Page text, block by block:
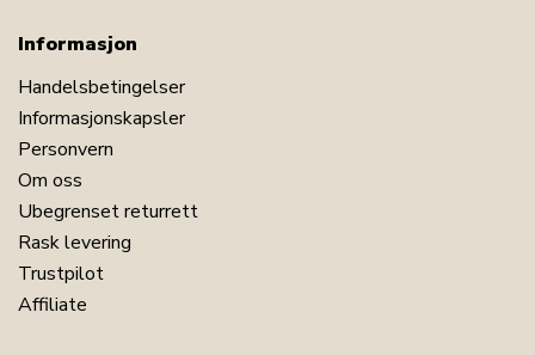
Informasjon
Handelsbetingelser
Informasjonskapsler
Personvern
Om oss
Ubegrenset returrett
Rask levering
Trustpilot
Affiliate